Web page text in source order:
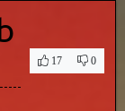
17 0